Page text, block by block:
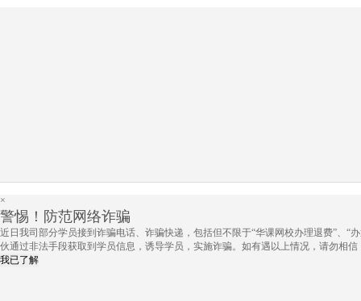
×
警惕！防范网络诈骗
近日我司部分学员接到诈骗电话、诈骗快递，包括但不限于“华课网校办理退费”、“
伙通过非法手段获取到学员信息，诱导学员，实施诈骗。如有遇以上情况，请勿相
我已了解